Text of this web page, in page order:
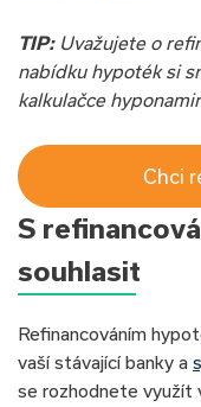
TIP:Uvažujete o
nabídku hypoték si
kalkulačce
Chci
S
souhlasit
Refinancováním
vaší stávající banky a
se rozhodnete využít